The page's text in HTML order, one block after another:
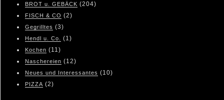
BROT u. GEBÄCK (204)
FISCH & CO (2)
Gegrilltes (3)
Hendl u. Co. (1)
Kochen (11)
Naschereien (12)
Neues und Interessantes (10)
PIZZA (2)